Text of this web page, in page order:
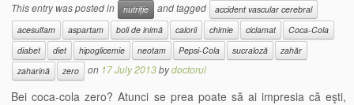
This entry was posted in nutriție and tagged
accident vascular cerebral
acesulfam
aspartam boli de inimă calorii chimie ciclamat
Coca-Cola
diabet
diet hipoglicemie neotam Pepsi-Cola sucraloză
zahăr
zaharină
zero on 17 July 2013bydoctorul
Bei coca-cola zero? Atunci se prea poate să ai impresia că eşti,